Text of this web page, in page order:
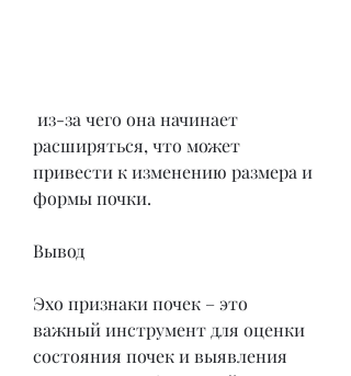
расширяться, что может
привести к изменению размера и
формы почки.
Вывод
Эхо признаки почек – это
важный инструмент для оценки
состояния почек и выявления